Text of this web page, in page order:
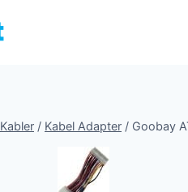
Kabler / Kabel Adapter / Goobay